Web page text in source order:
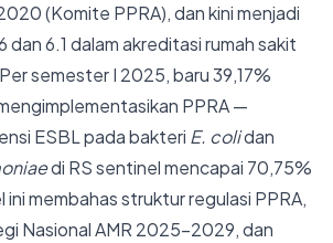
(Komite PPRA), dan kini menjadi
dan 6.1 dalam akreditasi rumah sakit
semester I 2025, baru 39,17%
PPRA —
ESBL pada bakteri E. colidan
di RS sentinel mencapai 70,75%
membahas struktur regulasi PPRA,
Nasional AMR 2025–2029, dan